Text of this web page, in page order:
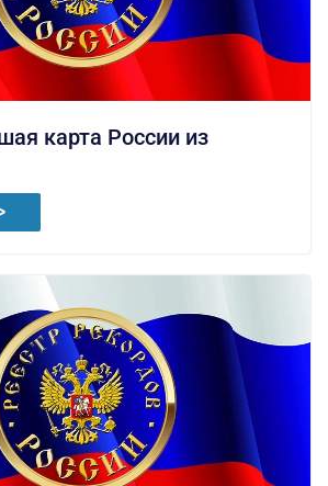
карта России из